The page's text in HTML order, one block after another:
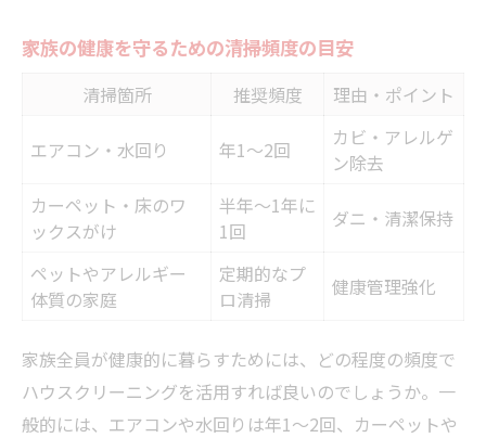
家族の健康を守るための清掃頻度の目安
清掃箇所 推奨頻度 理由・ポイント
エアコン・水回り 年1～2回
カビ・アレルゲ
ン除去
カーペット・床のワ
ックスがけ
半年～1年に
1回
ダニ・清潔保持
ペットやアレルギー
体質の家庭
定期的なプ
ロ清掃
健康管理強化
家族全員が健康的に暮らすためには、どの程度の頻度で
ハウスクリーニングを活用すれば良いのでしょうか。一
般的には、エアコンや水回りは年1～2回、カーペットや